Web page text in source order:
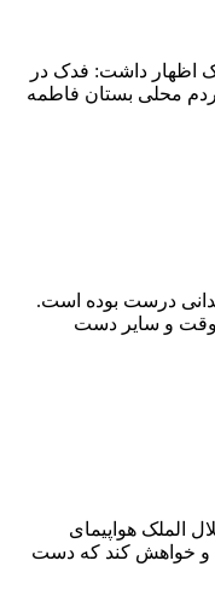
اظهار داشت: فدک در
محلی بستان فاطمه
درست بوده است.
وقت و سایر دست
الملک هواپیمای
و خواهش کند که دست